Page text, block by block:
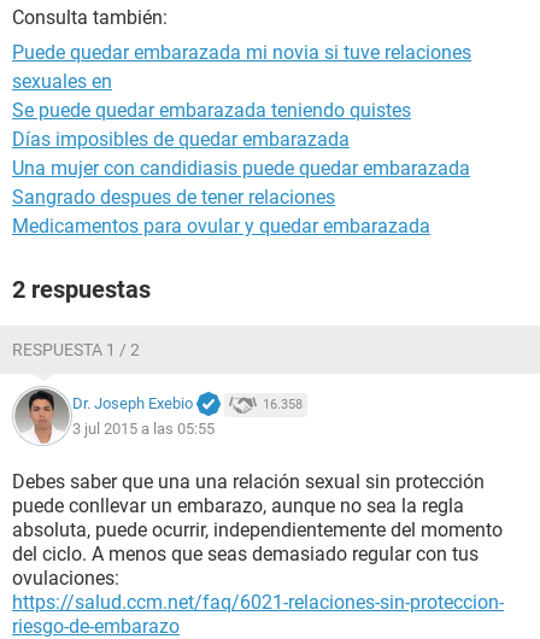
Consulta también:
Puede quedar embarazada mi novia si tuve relaciones
sexuales en
Se puede quedar embarazada teniendo quistes
Días imposibles de quedar embarazada
Una mujer con candidiasis puede quedar embarazada
Sangrado despues de tener relaciones
Medicamentos para ovular y quedar embarazada
2 respuestas
RESPUESTA 1 / 2
Dr. Joseph Exebio 16.358
3 jul 2015 a las 05:55
Debes saber que una una relación sexual sin protección
puede conllevar un embarazo, aunque no sea la regla
absoluta, puede ocurrir, independientemente del momento
del ciclo. A menos que seas demasiado regular con tus
ovulaciones:
https://salud.ccm.net/faq/6021-relaciones-sin-proteccion-
riesgo-de-embarazo